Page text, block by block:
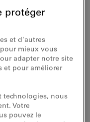
votre propre
Hasle-
puis
jusqu'à
protéger
et d'autres
mieux vous
adapter notre site
et pour améliorer
technologies, nous
Votre
pouvez le